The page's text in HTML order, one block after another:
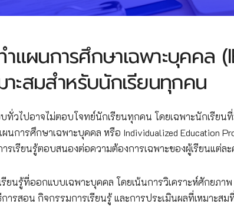
ำแผนการศึกษาเฉพาะบุคค
าะสมสำหรับนักเรียนทุกคน
วไปอาจไม่ตอบโจทย์นักเรียนทุกคน โดยเฉพาะนักเรียน
การศึกษาเฉพาะบุคคล หรือ Individualized Education
เรียนรู้ตอบสนองต่อความต้องการเฉพาะของผู้เรียนแต่ล
รียนรู้ที่ออกแบบเฉพาะบุคคล โดยเน้นการวิเคราะห์ศักยภา
ารสอน กิจกรรมการเรียนรู้ และการประเมินผลที่เหมาะสม